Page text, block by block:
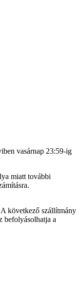
vasárnap 23:59-ig
miatt további
következő szállítmány
befolyásolhatja a